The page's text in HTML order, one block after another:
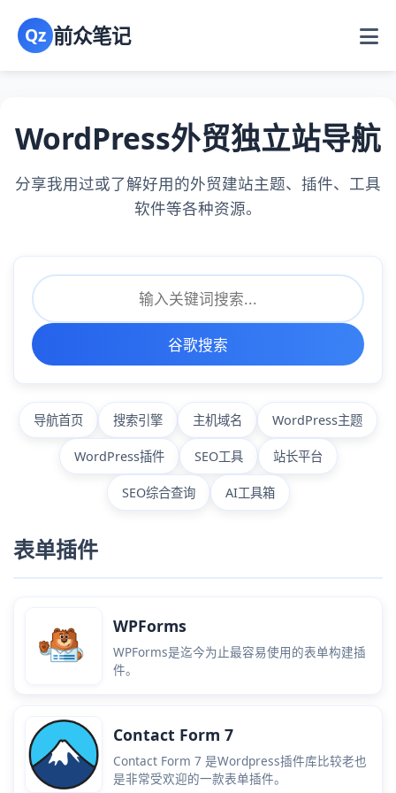
Qz 前众笔记
WordPress外贸独立站导航
分享我用过或了解好用的外贸建站主题、插件、工具
软件等各种资源。
谷歌搜索
导航首页 搜索引擎 主机域名 WordPress主题
WordPress插件 SEO工具 站长平台
SEO综合查询 AI工具箱
表单插件
WPForms
WPForms是迄今为止最容易使用的表单构建插
件。
Contact Form 7
Contact Form 7 是Wordpress插件库比较老也
是非常受欢迎的一款表单插件。